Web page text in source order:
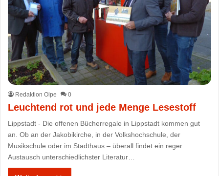
Redaktion Olpe 0
Leuchtend rot und jede Menge Lesestoff
Lippstadt - Die offenen Bücherregale in Lippstadt kommen gut
an. Ob an der Jakobikirche, in der Volkshochschule, der
Musikschule oder im Stadthaus – überall findet ein reger
Austausch unterschiedlichster Literatur…